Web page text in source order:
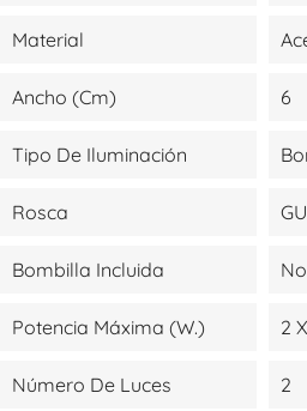
Material
Ancho (cm) 6
Tipo De Iluminación
Rosca
Bombilla Incluida No
Potencia Máxima (W.) 2
Número De Luces 2